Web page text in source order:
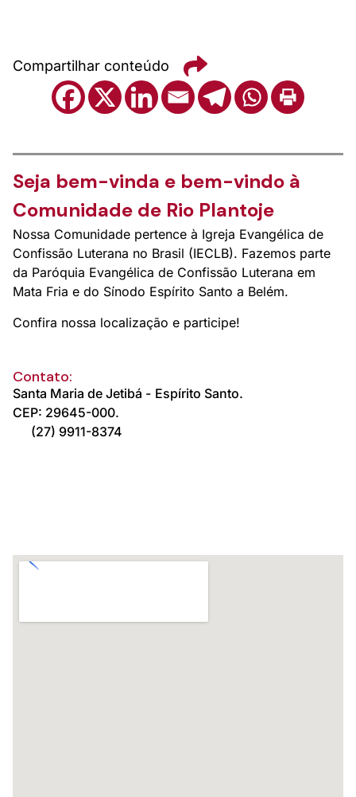
Compartilhar conteúdo
Seja bem-vinda e bem-vindo à
Comunidade de Rio Plantoje
Nossa Comunidade pertence à Igreja Evangélica de
Confissão Luterana no Brasil (IECLB). Fazemos parte
da Paróquia Evangélica de Confissão Luterana em
Mata Fria e do Sínodo Espírito Santo a Belém.
Confira nossa localização e participe!
Contato:
Santa Maria de Jetibá - Espírito Santo.
CEP: 29645-000.
(27) 9911-8374